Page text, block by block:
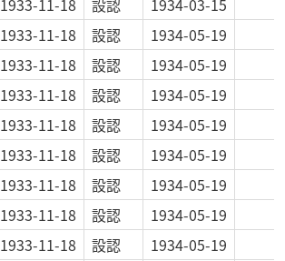
1933-11-18 設認
1934-03-15
1933-11-18 設認
1934-05-19
1933-11-18 設認
1934-05-19
1933-11-18 設認
1934-05-19
1933-11-18 設認
1934-05-19
1933-11-18 設認
1934-05-19
1933-11-18 設認
1934-05-19
1933-11-18 設認
1934-05-19
1933-11-18 設認
1934-05-19